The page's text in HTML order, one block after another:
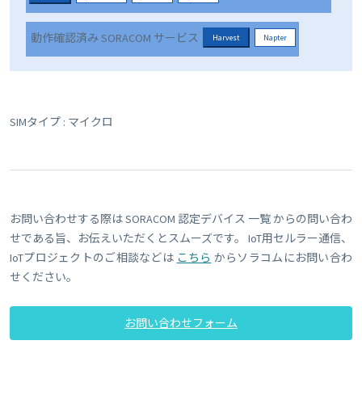
動作確認済み SORACOM サービス Harvest Napter
SIMタイプ : マイクロ
お問い合わせする際は SORACOM 認定デバイス 一覧 からの問い合わ
せである旨、お伝えいただくとスムーズです。 IoT用セルラー通信、
IoTプロジェクトのご相談などは こちら からソラコムにお問い合わ
せください。
お問い合わせフォーム